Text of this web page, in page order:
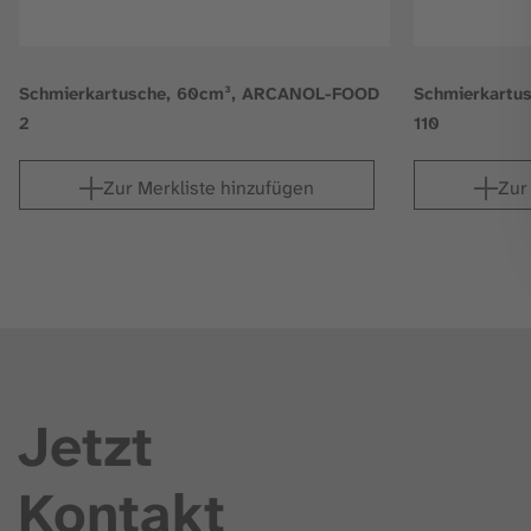
Schmierkartusche, 60cm³, ARCANOL-FOOD
2
Zur Merkliste hinzufügen
110
Jetzt
Kontakt